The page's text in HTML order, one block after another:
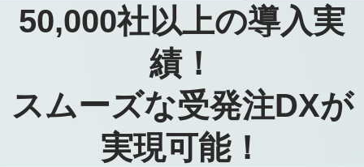
50,000社以上の導入実
績！
スムーズな受発注DXが
実現可能！